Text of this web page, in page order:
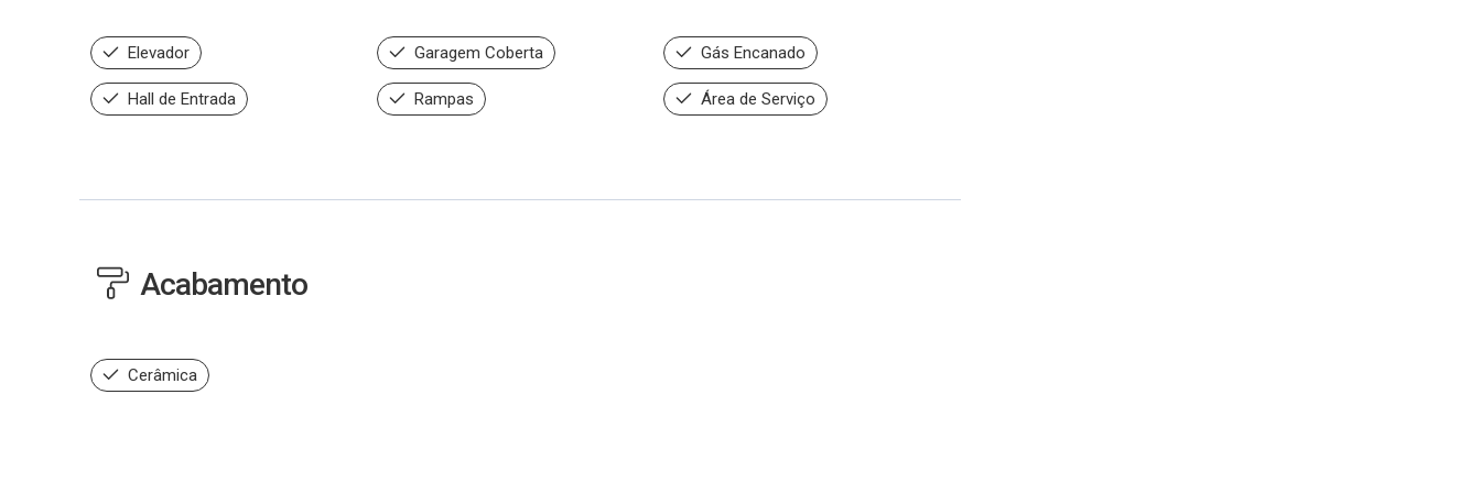
Elevador Garagem Coberta Gás Encanado
Hall de Entrada Rampas Área de Serviço
Acabamento
Cerâmica